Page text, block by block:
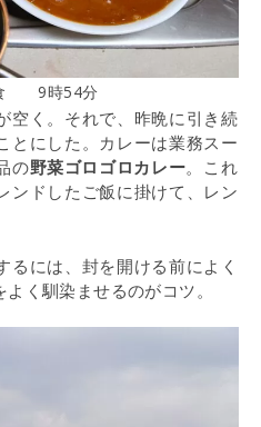
9時54分
空く。それで、昨晩に引き続
とにした。カレーは業務スー
の野菜ゴロゴロカレー。これ
ンドしたご飯に掛けて、レン
るには、封を開ける前によく
く馴染ませるのがコツ。